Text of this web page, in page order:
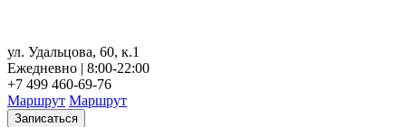
ул. Удальцова, 60, к.1
Ежедневно | 8:00-22:00
+7 499 460-69-76
Маршрут Маршрут
Записаться